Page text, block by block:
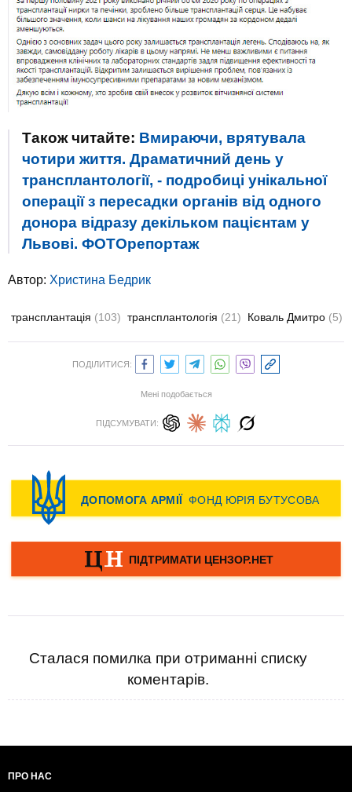
Також читайте: Вмираючи, врятувала
чотири життя. Драматичний день у
трансплантології, - подробиці унікальної
операції з пересадки органів від одного
донора відразу декільком пацієнтам у
Львові. ФОТОрепортаж
Автор: Христина Бедрик
трансплантація (103) трансплантологія (21) Коваль Дмитро (5)
ПОДІЛИТИСЯ:
Мені подобається
ПІДСУМУВАТИ:
Сталася помилка при отриманні списку
коментарів.
ПРО НАС